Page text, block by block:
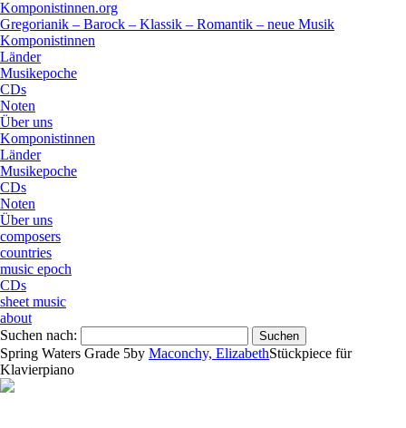
Komponistinnen.org
Gregorianik – Barock – Klassik – Romantik – neue Musik
Komponistinnen
Länder
Musikepoche
CDs
Noten
Über uns
Komponistinnen
Länder
Musikepoche
CDs
Noten
Über uns
composers
countries
music epoch
CDs
sheet music
about
Suchen nach:
Spring Waters Grade 5by Maconchy, ElizabethStückpiece für
Klavierpiano